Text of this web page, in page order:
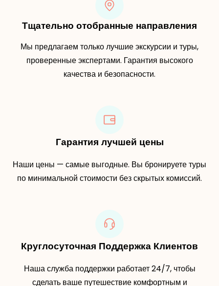
Тщательно отобранные направления
Мы предлагаем только лучшие экскурсии и туры,
проверенные экспертами. Гарантия высокого
качества и безопасности.
Гарантия лучшей цены
Наши цены — самые выгодные. Вы бронируете туры
по минимальной стоимости без скрытых комиссий.
Круглосуточная Поддержка Клиентов
Наша служба поддержки работает 24/7, чтобы
сделать ваше путешествие комфортным и